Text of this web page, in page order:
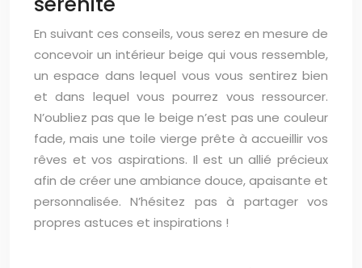
En suivant ces conseils, vous serez en mesure de
concevoir un intérieur beige qui vous ressemble,
un espace dans lequel vous vous sentirez bien
et dans lequel vous pourrez vous ressourcer.
N’oubliez pas que le beige n’est pas une couleur
fade, mais une toile vierge prête à accueillir vos
rêves et vos aspirations. Il est un allié précieux
afin de créer une ambiance douce, apaisante et
personnalisée. N’hésitez pas à partager vos
propres astuces et inspirations !